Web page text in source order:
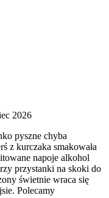
2026
pyszne chyba
z kurczaka smakowała
napoje alkohol
przystanki na skoki do
świetnie wraca się
Polecamy